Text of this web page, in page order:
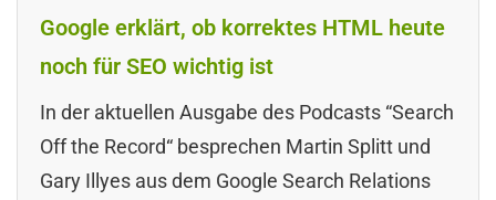
Google erklärt, ob korrektes HTML heute
noch für SEO wichtig ist
In der aktuellen Ausgabe des Podcasts “Search
Off the Record“ besprechen Martin Splitt und
Gary Illyes aus dem Google Search Relations